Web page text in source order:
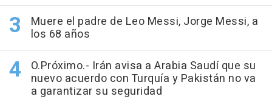
Muere el padre de Leo Messi, Jorge Messi, a
los 68 años
O.Próximo.- Irán avisa a Arabia Saudí que su
nuevo acuerdo con Turquía y Pakistán no va
a garantizar su seguridad